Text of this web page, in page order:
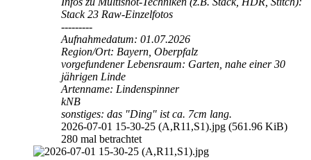
Stack 23 Raw-Einzelfotos
---------
Aufnahmedatum: 01.07.2026
Region/Ort: Bayern, Oberpfalz
vorgefundener Lebensraum: Garten, nahe einer 30
jährigen Linde
Artenname: Lindenspinner
kNB
sonstiges: das "Ding" ist ca. 7cm lang.
2026-07-01 15-30-25 (A,R11,S1).jpg (561.96 KiB)
280 mal betrachtet